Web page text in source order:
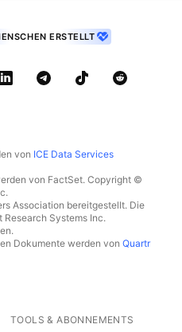
ERSTELLT
von ICE Data Services
von FactSet. Copyright ©
Association bereitgestellt. Die
Systems Inc.
Dokumente werden von Quartr
TOOLS & ABONNEMENTS